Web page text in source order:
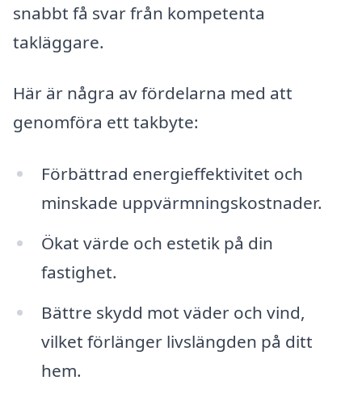
snabbt få svar från kompetenta
takläggare.
Här är några av fördelarna med att
genomföra ett takbyte:
Förbättrad energieffektivitet och
minskade uppvärmningskostnader.
Ökat värde och estetik på din
fastighet.
Bättre skydd mot väder och vind,
vilket förlänger livslängden på ditt
hem.